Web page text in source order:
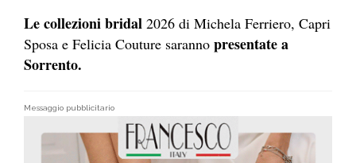
Le collezioni bridal 2026 di Michela Ferriero, Capri
Sposa e Felicia Couture saranno presentate a
Sorrento.
Messaggio pubblicitario